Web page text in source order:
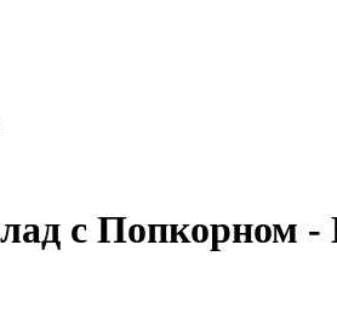
с Попкорном